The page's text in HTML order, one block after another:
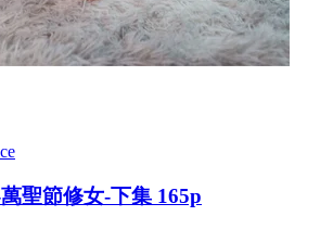
聖節修女-下集 165p